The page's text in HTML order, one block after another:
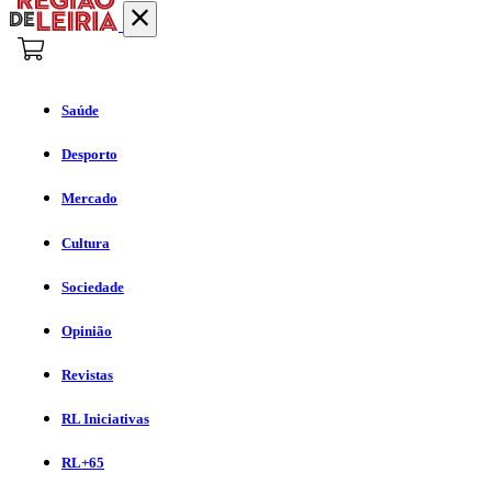
Saúde
Desporto
Mercado
Cultura
Sociedade
Opinião
Revistas
RL Iniciativas
RL+65